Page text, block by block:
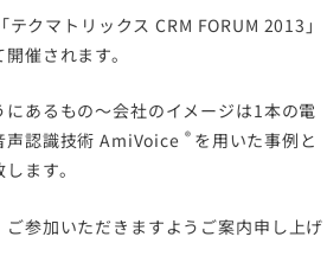
クマトリックス CRM FORUM 2013」
催されます。
あるもの～会社のイメージは1本の電
声認識技術AmiVoice ® を用いた事例と
ます。
参加いただきますようご案内申し上げ